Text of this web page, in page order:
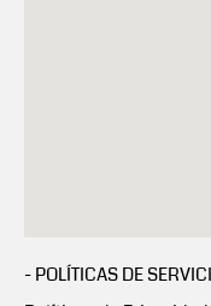
- POLÍTICAS DE